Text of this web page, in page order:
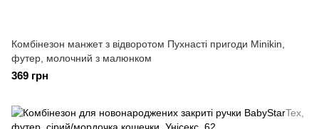
Комбінезон манжет з відворотом Пухнасті пригоди Minikin,
футер, молочний з малюнком
369 грн